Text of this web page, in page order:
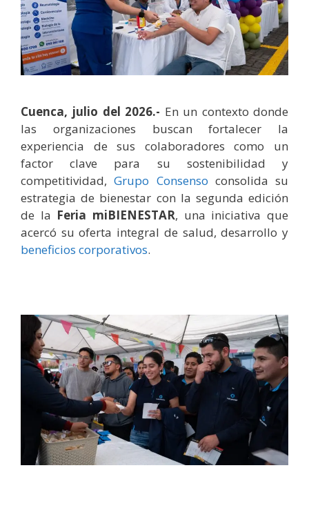
Cuenca, julio del 2026.- En un contexto donde
las organizaciones buscan fortalecer la
experiencia de sus colaboradores como un
factor clave para su sostenibilidad y
competitividad,Grupo Consenso consolida su
estrategia de bienestar con la segunda edición
de la Feria miBIENESTAR, una iniciativa que
acercó su oferta integral de salud, desarrollo y
beneficios corporativos.